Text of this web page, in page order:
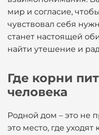
мир и согласие,
чувствовал себя
станет настоящей
найти утешение и
Где корни
человека
Родной дом – это не
это место, где